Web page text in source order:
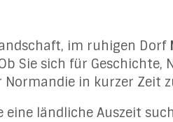
im ruhigen Dorf
Sie sich für Geschichte,
in kurzer Zeit
ländliche Auszeit